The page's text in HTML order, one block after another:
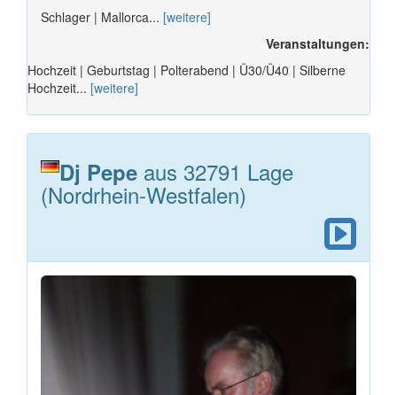
Schlager | Mallorca... [weitere]
Veranstaltungen:
Hochzeit | Geburtstag | Polterabend | Ü30/Ü40 | Silberne
Hochzeit... [weitere]
Dj Pepe aus 32791 Lage
(Nordrhein-Westfalen)